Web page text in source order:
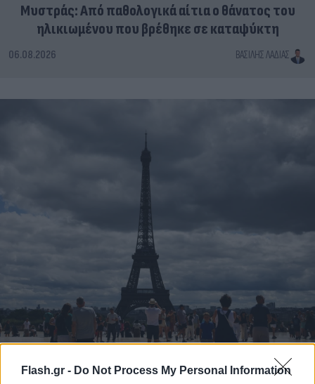
Flash.gr - Do Not Process My Personal Information
Μυστράς: Από παθολογικά αίτια ο θάνατος του
ηλικιωμένου που βρέθηκε σε καταψύκτη
06.08.2026 ΒΑΣΊΛΗΣ ΛΑΔΙΆΣ